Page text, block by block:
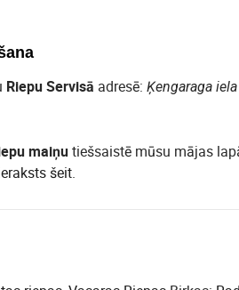
Riepu Servisā adresē: Ķengaraga
maiņutiešsaistē mūsu mājas
šeit.